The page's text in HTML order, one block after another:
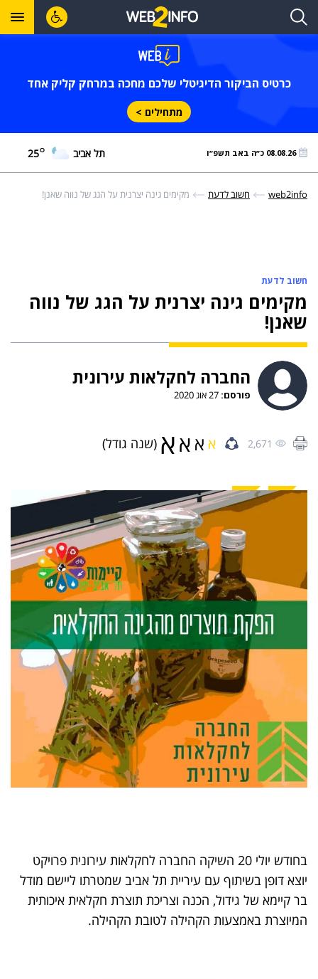
כרטיס הביקור הדיגיטלי שלכם מחכה במרחק קליק אחד
מתחילים >
08.08.26 כ״ה באב תשפ״ו תל אביב 25°
web2info חשוב לדעת מקימים גינה יצרנית על הגג של נווה שאנן!
חשוב לדעת
מקימים גינה יצרנית על הגג של נווה
שאנן!
החברה לחקלאות עירונית
פורסם:
2,671 א א אא (שנה גודל)
בחודש יולי 20 השיקה החברה לחקלאות עירונית פרויקט
יוצא דופן בשיתוף עם עיריית תל אביב שמטרתו ליישם מודל
בר קיימא של גידול, הכנה וצריכת תוצרת חקלאית איכותית
המיוצרת באמצעות הקהילה לטובת הקהילה.